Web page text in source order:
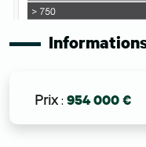
Prix: 954 000 €